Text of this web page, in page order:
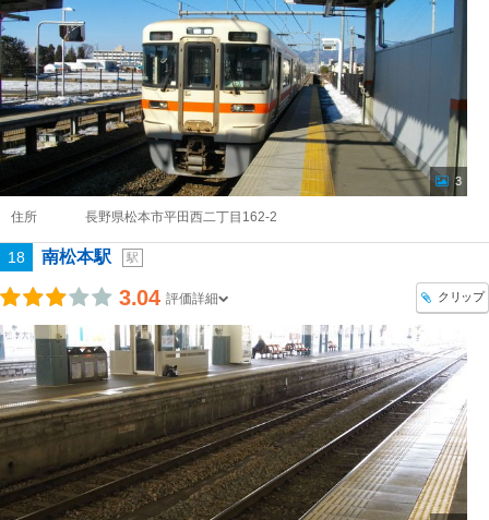
3
住所 長野県松本市平田西二丁目162-2
18 南松本駅 駅
3.04 評価詳細 クリップ